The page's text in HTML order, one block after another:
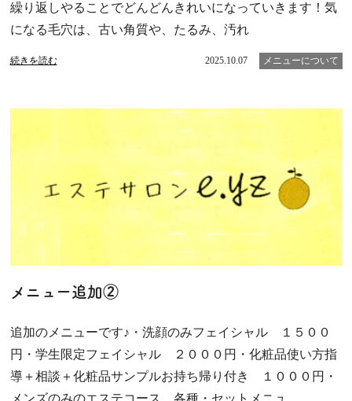
繰り返しやることでどんどんきれいになっていきます！気
になる毛穴は、古い角質や、たるみ、汚れ
続きを読む 2025.10.07 メニューについて
メニュー追加②
追加のメニューです♪・洗顔のみフェイシャル １５００
円・学生限定フェイシャル ２０００円・化粧品使い方指
導＋相談＋化粧品サンプルお持ち帰り付き １０００円・